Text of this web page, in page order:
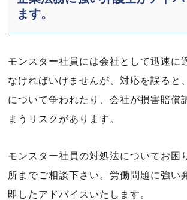
ます。
モンスター社員には会社として迅速に
なければいけませんが、対応を誤ると
について争われたり、会社が損害賠償
まうリスクがあります。
モンスター社員の対処法についてお困
所までご相談下さい。労働問題に強い
即したアドバイスいたします。